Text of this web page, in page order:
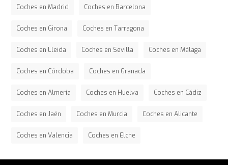
Coches en Madrid Coches en Barcelona
Coches en Girona Coches en Tarragona
Coches en Lleida Coches en Sevilla Coches en Málaga
Coches en Córdoba Coches en Granada
Coches en Almería Coches en Huelva Coches en Cádiz
Coches en Jaén Coches en Murcia Coches en Alicante
Coches en Valencia Coches en Elche